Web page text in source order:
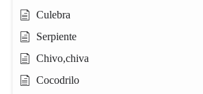
Culebra
Serpiente
Chivo,chiva
Cocodrilo